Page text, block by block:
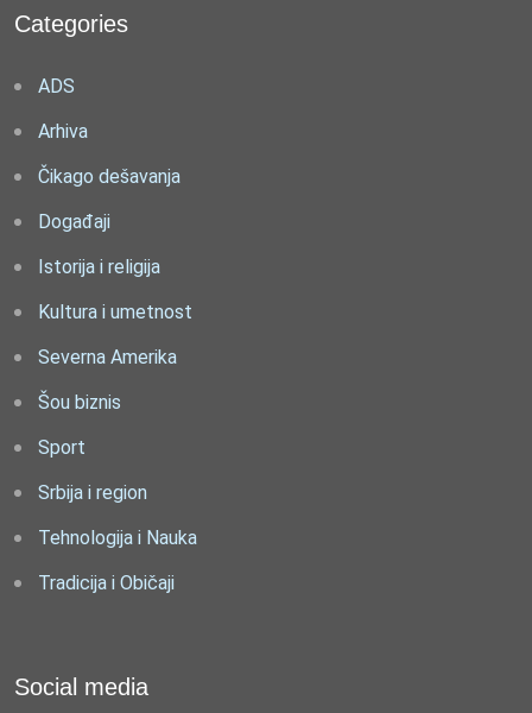
Categories
ADS
Arhiva
Čikago dešavanja
Događaji
Istorija i religija
Kultura i umetnost
Severna Amerika
Šou biznis
Sport
Srbija i region
Tehnologija i Nauka
Tradicija i Običaji
Social media